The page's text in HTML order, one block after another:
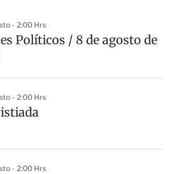
- 2:00 Hrs
Políticos / 8 de agosto de
- 2:00 Hrs
- 2:00 Hrs